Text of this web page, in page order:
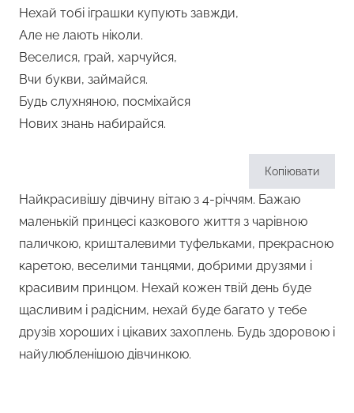
Нехай тобі іграшки купують завжди,
Але не лають ніколи.
Веселися, грай, харчуйся,
Вчи букви, займайся.
Будь слухняною, посміхайся
Нових знань набирайся.
Копіювати
Найкрасивішу дівчину вітаю з 4-річчям. Бажаю
маленькій принцесі казкового життя з чарівною
паличкою, кришталевими туфельками, прекрасною
каретою, веселими танцями, добрими друзями і
красивим принцом. Нехай кожен твій день буде
щасливим і радісним, нехай буде багато у тебе
друзів хороших і цікавих захоплень. Будь здоровою і
найулюбленішою дівчинкою.